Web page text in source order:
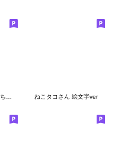
ねこタコさん 絵文字ver